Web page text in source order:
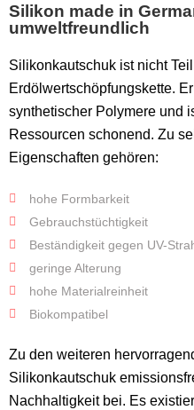
Silikon made in
umweltfreundlich
Silikonkautschuk ist nicht
Erdölwertschöpfungskette.
synthetischer Polymere und
Ressourcen schonend. Zu
Eigenschaften gehören:
hohe Formbarkeit
Gebrauchstüchtigkeit
Beständigkeit gegen UV-
geringe Alterung
hohe Materialreinheit
Biokompatibel
Zu den weiteren
Silikonkautschuk
Nachhaltigkeit bei. Es